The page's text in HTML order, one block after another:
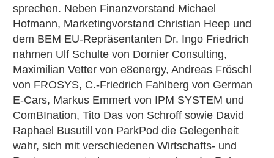
sprechen. Neben Finanzvorstand Michael
Hofmann, Marketingvorstand Christian Heep und
dem BEM EU-Repräsentanten Dr. Ingo Friedrich
nahmen Ulf Schulte von Dornier Consulting,
Maximilian Vetter von e8energy, Andreas Fröschl
von FROSYS, C.-Friedrich Fahlberg von German
E-Cars, Markus Emmert von IPM SYSTEM und
ComBInation, Tito Das von Schroff sowie David
Raphael Busutill von ParkPod die Gelegenheit
wahr, sich mit verschiedenen Wirtschafts- und